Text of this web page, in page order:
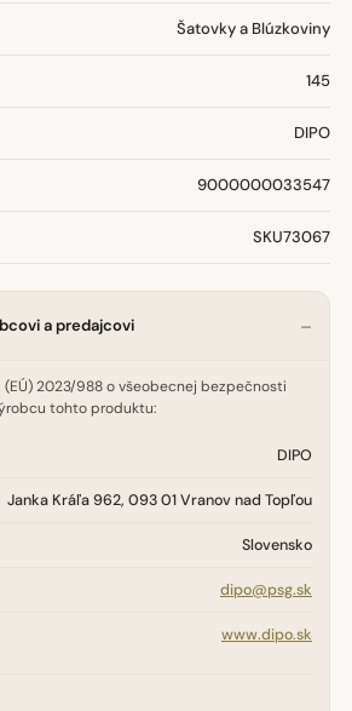
Šatovky a Blúzkoviny
145
DIPO
9000000033547
SKU73067
a predajcovi
2023/988 o všeobecnej bezpečnosti
tohto produktu:
DIPO
Janka Kráľa 962, 093 01 Vranov nad Topľou
Slovensko
dipo@psg.sk
www.dipo.sk